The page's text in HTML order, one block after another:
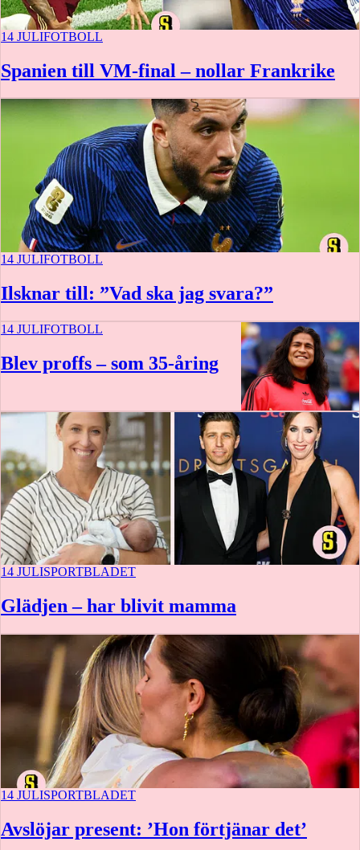
14 JULIFOTBOLL
Spanien till VM-final – nollar Frankrike
14 JULIFOTBOLL
Ilsknar till: ”Vad ska jag svara?”
14 JULIFOTBOLL
Blev proffs – som 35-åring
14 JULISPORTBLADET
Glädjen – har blivit mamma
14 JULISPORTBLADET
Avslöjar present: ’Hon förtjänar det’